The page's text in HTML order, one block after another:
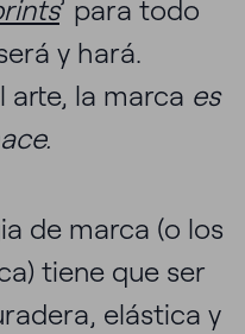
’ para todo
y hará.
arte, la marca es
de marca (o los
tiene que ser
elástica y